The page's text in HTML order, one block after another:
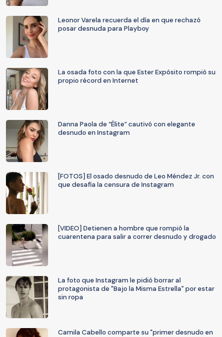
Leonor Varela recuerda el día en que rechazó
posar desnuda para Playboy
La osada foto con la que Ester Expósito rompió su
propio récord en Internet
Danna Paola de “Élite” cautivó con elegante
desnudo en Instagram
[FOTOS] El osado desnudo de Leo Méndez Jr. con
que desafía la censura de Instagram
[VIDEO] Detienen a hombre que rompió la
cuarentena para salir a correr desnudo y drogado
La foto que Instagram le pidió borrar al
protagonista de "Bajo la Misma Estrella" por estar
sin ropa
Camila Cabello comparte su "primer desnudo en